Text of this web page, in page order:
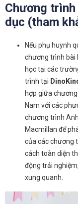
Chương
dục (tham
Nếu phụ huynh
chương trình bài
học tại các
trình tại
hợp giữa
Nam với các
chương trình
Macmillan để
của các chương
cách toàn diện
động trải
xung quanh.